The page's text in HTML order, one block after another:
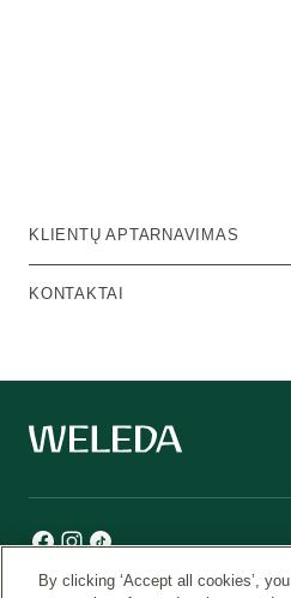
KLIENTŲ APTARNAVIMAS
KONTAKTAI
By clicking ‘Accept all cookies’,